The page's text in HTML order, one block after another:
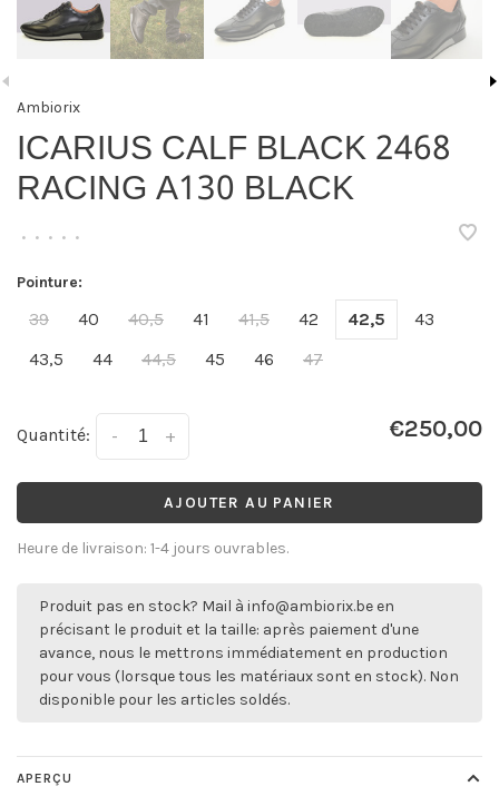
Ambiorix
ICARIUS CALF BLACK 2468
RACING A130 BLACK
• • • • •
Pointure:
39 40 40,5 41 41,5 42 42,5
43
43,5
44 44,5 45 46 47
Quantité: +
- €250,00
AJOUTER AU PANIER
Heure de livraison: 1-4 jours ouvrables.
Produit pas en stock? Mail à info@ambiorix.be en
précisant le produit et la taille: après paiement d'une
avance, nous le mettrons immédiatement en production
pour vous (lorsque tous les matériaux sont en stock). Non
disponible pour les articles soldés.
APERÇU